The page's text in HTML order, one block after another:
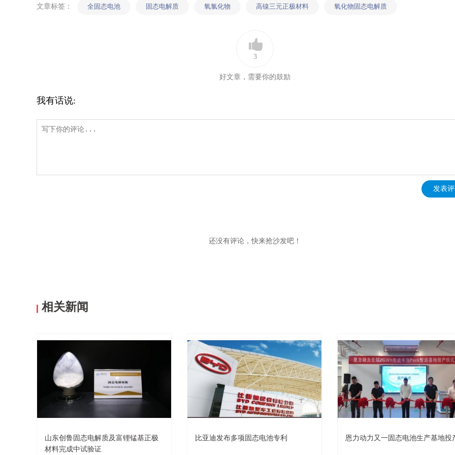
文章标签： 全固态电池 固态电解质 氧氯化物 高镍三元正极材料 氧化物固态电解质
3
好文章，需要你的鼓励
我有话说:
发表
还没有评论，快来抢沙发吧！
相关新闻
山东创鲁固态电解质及富锂锰基正极
材料完成中试验证
比亚迪发布多项固态电池专利 恩力动力又一固态电池生产基地投